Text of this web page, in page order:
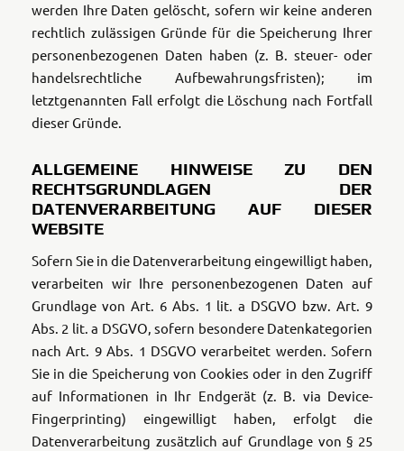
werden Ihre Daten gelöscht, sofern wir keine anderen
rechtlich zulässigen Gründe für die Speicherung Ihrer
personenbezogenen Daten haben (z. B. steuer- oder
handelsrechtliche Aufbewahrungsfristen); im
letztgenannten Fall erfolgt die Löschung nach Fortfall
dieser Gründe.
ALLGEMEINE HINWEISE ZU DEN
RECHTSGRUNDLAGEN DER
DATENVERARBEITUNG AUF DIESER
WEBSITE
Sofern Sie in die Datenverarbeitung eingewilligt haben,
verarbeiten wir Ihre personenbezogenen Daten auf
Grundlage von Art. 6 Abs. 1 lit. a DSGVO bzw. Art. 9
Abs. 2 lit. a DSGVO, sofern besondere Datenkategorien
nach Art. 9 Abs. 1 DSGVO verarbeitet werden. Sofern
Sie in die Speicherung von Cookies oder in den Zugriff
auf Informationen in Ihr Endgerät (z. B. via Device-
Fingerprinting) eingewilligt haben, erfolgt die
Datenverarbeitung zusätzlich auf Grundlage von § 25